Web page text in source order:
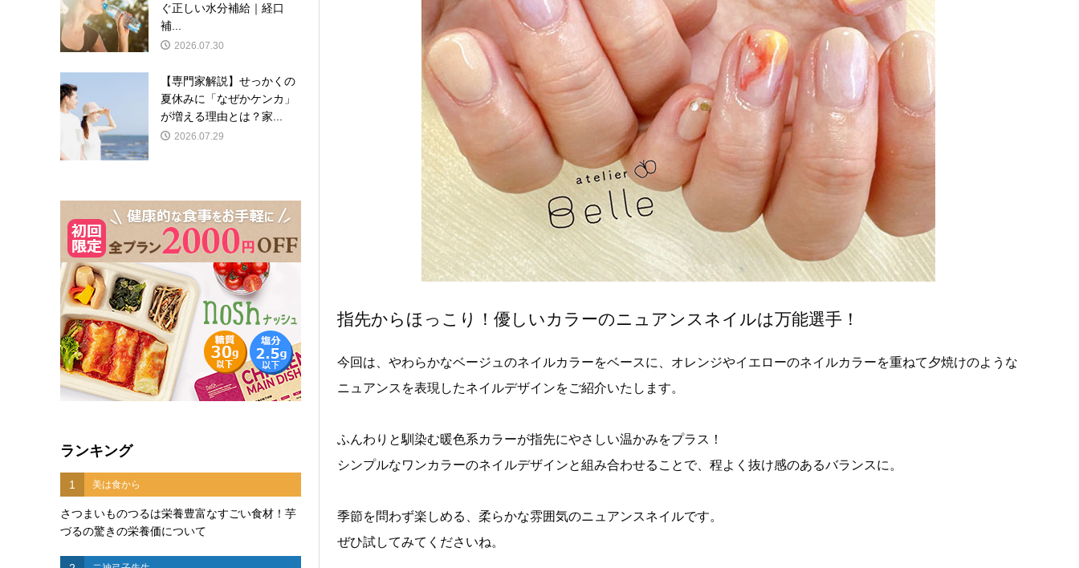
指先からほっこり！優しいカラーのニュアンスネイルは万能選手！
今回は、やわらかなベージュのネイルカラーをベースに、オレンジやイエローのネイルカラーを重ねて夕焼けのような
ニュアンスを表現したネイルデザインをご紹介いたします。
ふんわりと馴染む暖色系カラーが指先にやさしい温かみをプラス！
シンプルなワンカラーのネイルデザインと組み合わせることで、程よく抜け感のあるバランスに。
季節を問わず楽しめる、柔らかな雰囲気のニュアンスネイルです。
ぜひ試してみてくださいね。
ぐ正しい水分補給｜経口
補...
2026.07.30
【専門家解説】せっかくの
夏休みに「なぜかケンカ」
が増える理由とは？家...
2026.07.29
ランキング
1 美は食から
さつまいものつるは栄養豊富なすごい食材！芋
づるの驚きの栄養価について